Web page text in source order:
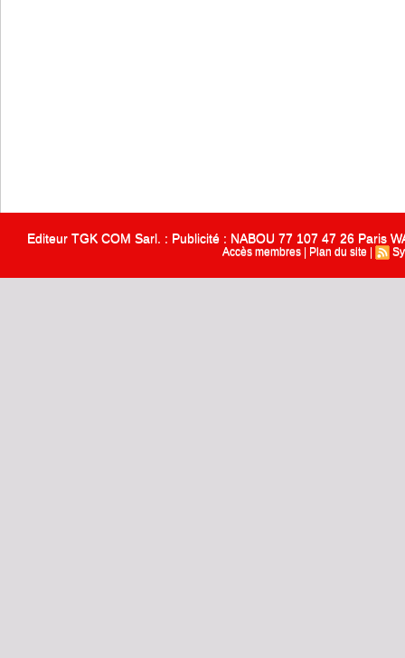
Editeur TGK COM Sarl. : Publicité : NABOU 77 107 47 26 Paris
Accès membres Plan du site